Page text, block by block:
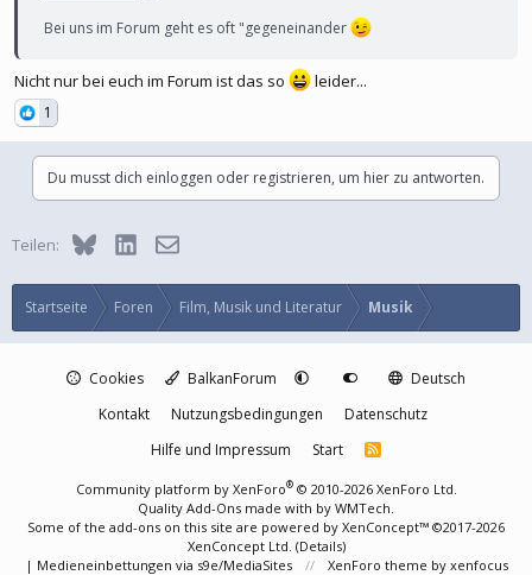
Bei uns im Forum geht es oft "gegeneinander
Nicht nur bei euch im Forum ist das so leider...
1
Du musst dich einloggen oder registrieren, um hier zu antworten.
Teilen: BlueskyLinkedInE-Mail
Startseite Foren Film, Musik und Literatur Musik
Cookies BalkanForum
Deutsch
Kontakt
Nutzungsbedingungen
Datenschutz
Hilfe und Impressum
Start
R
Community platform by XenForo® © 2010-2026 XenForo Ltd.
Quality Add-Ons made with by WMTech
Some of the add-ons on this site are powered by XenConcept™ ©2017-2026
XenConcept Ltd. (Details)
| Medieneinbettungen via s9e/MediaSites XenForo theme by xenfocus